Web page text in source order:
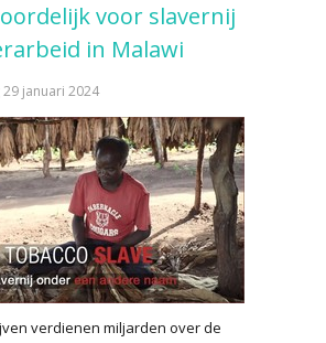
voor slavernij
in Malawi
januari 2024
verdienen miljarden over de